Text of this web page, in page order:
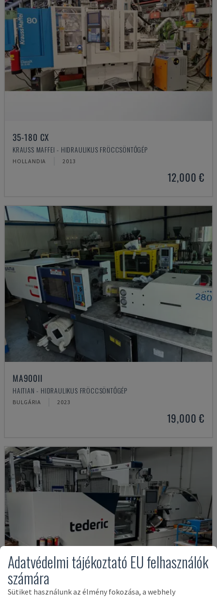
35-180 CX
KRAUSS MAFFEI - HIDRAULIKUS FRÖCCSÖNTŐGÉP
HOLLANDIA 2013
12,000 €
MA900ІІ
HAITIAN - HIDRAULIKUS FRÖCCSÖNTŐGÉP
BULGÁRIA 2023
19,000 €
Adatvédelmi tájékoztató EU felhasználók
számára
Sütiket használunk az élmény fokozása, a webhely